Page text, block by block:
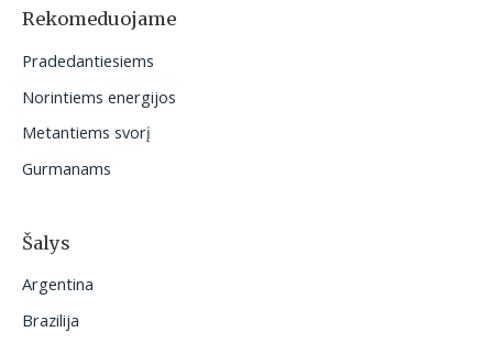
o
:
Rekomeduojame
Pradedantiesiems
Norintiems energijos
Metantiems svorį
Gurmanams
Šalys
Argentina
Brazilija